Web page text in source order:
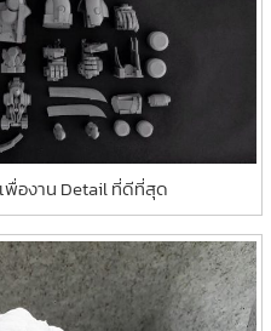
พื่องาน Detail ที่ดีที่สุด